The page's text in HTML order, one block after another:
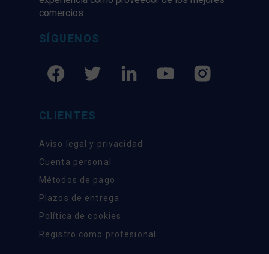
comercios
SÍGUENOS
CLIENTES
Aviso legal y privacidad
Cuenta personal
Métodos de pago
Plazos de entrega
Política de cookies
Registro como profesional